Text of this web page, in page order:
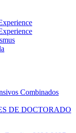
Combinados
DE DOCTORADO